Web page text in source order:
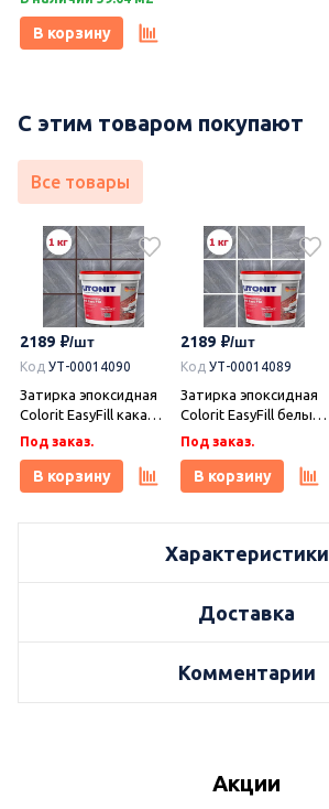
лаппатирование LLR
120х59,9, Idalgo
В корзину
С этим товаром покупают
Все товары
2189
Код УТ-00014090
Затирка эпоксидная
Colorit EasyFill какао 1
кг, Плитонит
Под заказ.
В корзину
2189
Код УТ-00014089
Затирка эпоксидная
Colorit EasyFill белый
1 кг, Плитонит
Под заказ.
В корзину
Характеристики
Доставка
Комментарии
Акции